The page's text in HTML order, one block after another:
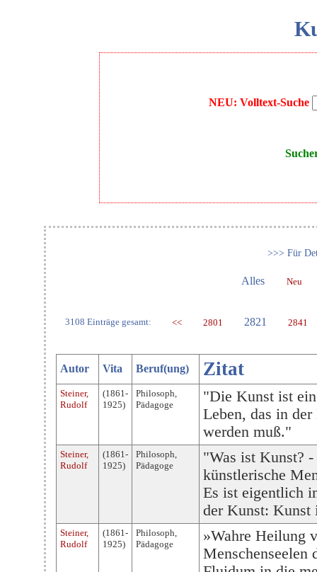
NEU: Volltext-Suche
>>> Für
Alles Neu
3108 Einträge gesamt: << 2801 2821 2841
Autor Vita Beruf(ung) Zitat
Steiner,
Rudolf
(1861-
1925)
Philosoph,
Pädagoge
"Die Kunst ist
Leben, das in
werden muß."
Steiner,
Rudolf
(1861-
1925)
Philosoph,
Pädagoge
"Was ist Kunst?
künstlerische
Es ist eigentlich
der Kunst: Kunst
Steiner,
Rudolf
(1861-
1925)
Philosoph,
Pädagoge
»Wahre Heilung
Menschenseelen